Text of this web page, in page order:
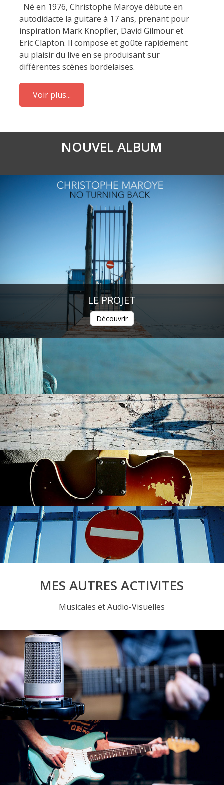
Né en 1976, Christophe Maroye débute en
autodidacte la guitare à 17 ans, prenant pour
inspiration Mark Knopfler, David Gilmour et
Eric Clapton. Il compose et goûte rapidement
au plaisir du live en se produisant sur
différentes scènes bordelaises.
Voir plus...
NOUVEL ALBUM
LE PROJET
Découvrir
MES AUTRES ACTIVITES
Musicales et Audio-Visuelles
STUDIO